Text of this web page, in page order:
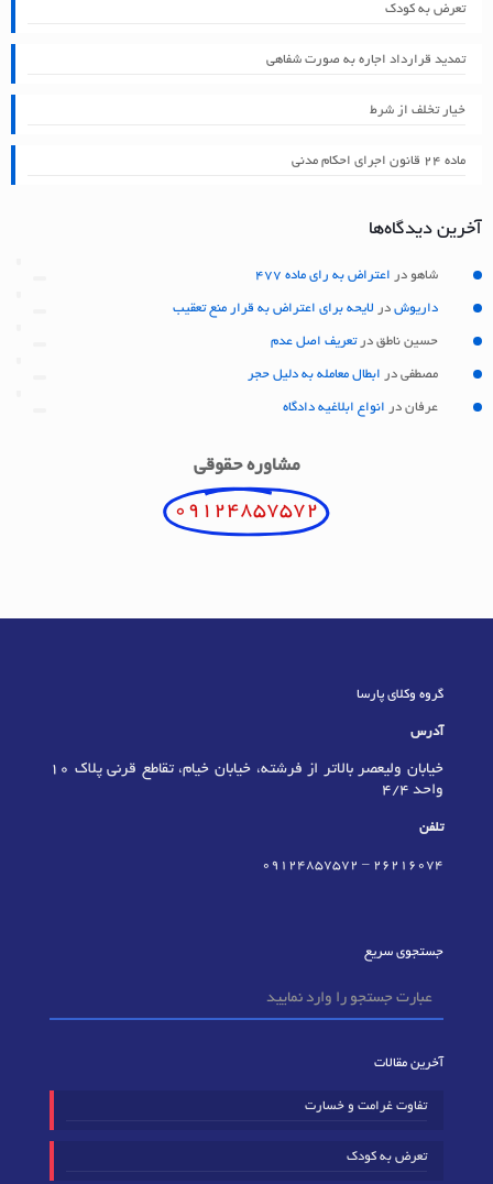
تعرض به کودک
تمدید قرارداد اجاره به صورت شفاهی
خیار تخلف از شرط
ماده ۲۴ قانون اجرای احکام مدنی
آخرین دیدگاه‌ها
شاهو در اعتراض به رای ماده 477
داریوش در لایحه برای اعتراض به قرار منع تعقیب
حسین ناطق درتعریف اصل عدم
مصطفی در ابطال معامله به دلیل حجر
عرفان در انواع ابلاغیه دادگاه
مشاوره حقوقی
09124857572
گروه وکلای پارسا
آدرس
خیابان ولیعصر بالاتر از فرشته، خیابان خیام، تقاطع قرنی پلاک 10
واحد 4/4
تلفن
٢٦٢١٦٠٧٤ –
09124857572
جستجوی سریع
آخرین مقالات
تفاوت غرامت و خسارت
تعرض به کودک